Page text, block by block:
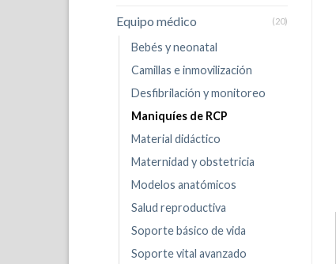
Equipo médico (20)
Bebés y neonatal
Camillas e inmovilización
Desfibrilación y monitoreo
Maniquíes de RCP
Material didáctico
Maternidad y obstetricia
Modelos anatómicos
Salud reproductiva
Soporte básico de vida
Soporte vital avanzado